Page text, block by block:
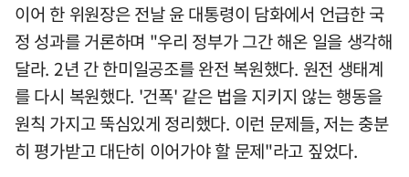
이어 한 위원장은 전날 윤 대통령이 담화에서 언급한 국
정 성과를 거론하며 "우리 정부가 그간 해온 일을 생각해
달라. 2년 간 한미일공조를 완전 복원했다. 원전 생태계
를 다시 복원했다. '건폭' 같은 법을 지키지 않는 행동을
원칙 가지고 뚝심있게 정리했다. 이런 문제들, 저는 충분
히 평가받고 대단히 이어가야 할 문제"라고 짚었다.